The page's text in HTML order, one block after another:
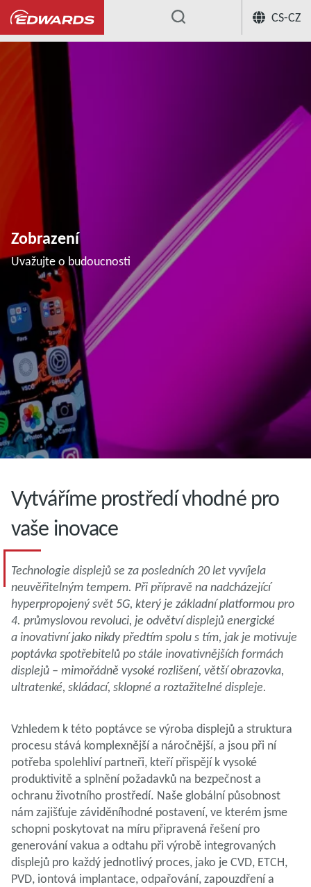
CS-CZ
...
Zobrazení
Uvažujte o budoucnosti
Vytváříme prostředí vhodné pro
vaše inovace
Technologie displejů se za posledních 20 let vyvíjela
neuvěřitelným tempem. Při přípravě na nadcházející
hyperpropojený svět 5G, který je základní platformou pro
4. průmyslovou revoluci, je odvětví displejů energické
a inovativní jako nikdy předtím spolu s tím, jak je motivuje
poptávka spotřebitelů po stále inovativnějších formách
displejů – mimořádně vysoké rozlišení, větší obrazovka,
ultratenké, skládací, sklopné a roztažitelné displeje.
Vzhledem k této poptávce se výroba displejů a struktura
procesu stává komplexnější a náročnější, a jsou při ní
potřeba spolehliví partneři, kteří přispějí k vysoké
produktivitě a splnění požadavků na bezpečnost a
ochranu životního prostředí. Naše globální působnost
nám zajišťuje záviděníhodné postavení, ve kterém jsme
schopni poskytovat na míru připravená řešení pro
generování vakua a odtahu při výrobě integrovaných
displejů pro každý jednotlivý proces, jako je CVD, ETCH,
PVD, iontová implantace, odpařování, zapouzdření a